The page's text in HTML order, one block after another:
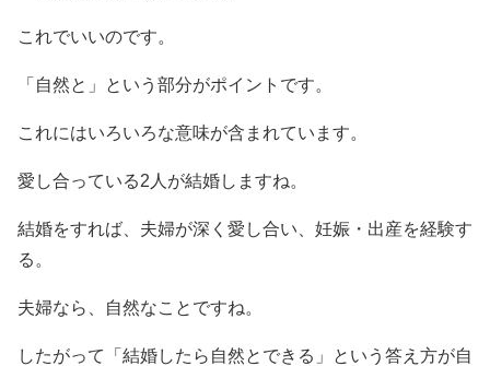
これでいいのです。
「自然と」という部分がポイントです。
これにはいろいろな意味が含まれています。
愛し合っている2人が結婚しますね。
結婚をすれば、夫婦が深く愛し合い、妊娠・出産を経験す
る。
夫婦なら、自然なことですね。
したがって「結婚したら自然とできる」という答え方が自